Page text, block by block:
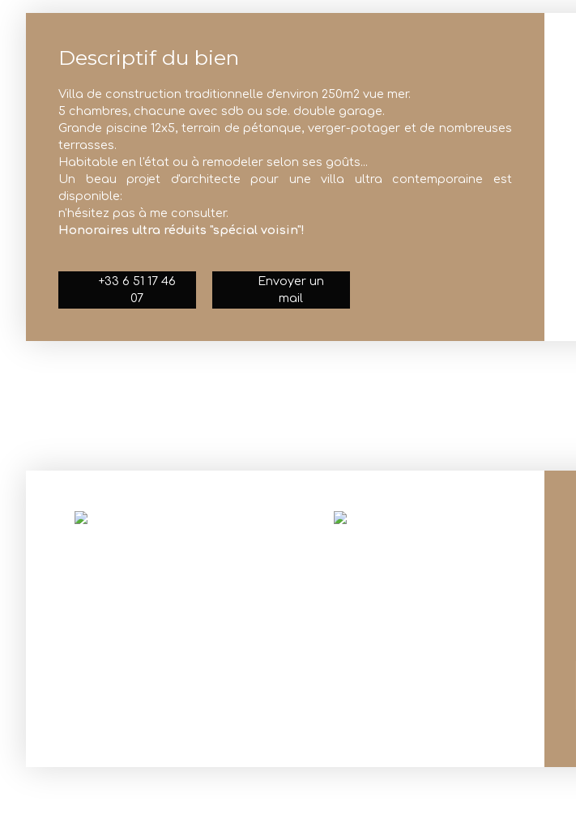
Descriptif du bien
Villa de construction traditionnelle d'environ 250m2 vue mer.
5 chambres, chacune avec sdb ou sde. double garage.
Grande piscine 12x5, terrain de pétanque, verger-potager et de nombreuses
terrasses.
Habitable en l'état ou à remodeler selon ses goûts...
Un beau projet d'architecte pour une villa ultra contemporaine est
disponible:
n'hésitez pas à me consulter.
Honoraires ultra réduits "spécial voisin"!
+33 6 51 17 46
07
Envoyer un
mail